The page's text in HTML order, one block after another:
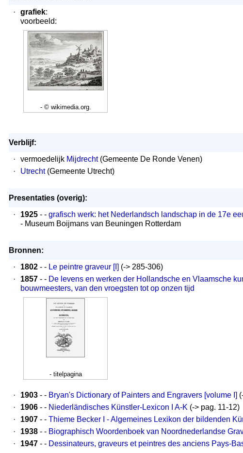
·
grafiek:
voorbeeld:
- © wikimedia.org.
Verblijf:
·
vermoedelijk Mijdrecht(Gemeente De Ronde Venen)
·
Utrecht(Gemeente Utrecht)
Presentaties (overig):
·
1925 - - grafisch werk: het Nederlandsch landschap in de 17e
- Museum Boijmans van Beuningen Rotterdam
Bronnen:
·
1802 - - Le peintre graveur [I] (-> 285-306)
·
1857 - - De levens en werken der Hollandsche en Vlaamsche
bouwmeesters, van den vroegsten tot op onzen tijd
- titelpagina
· 1903 - - Bryan's Dictionary of Painters and Engravers [volume I]
·
1906 - - Niederländisches Künstler-Lexicon I A-K (-> pag. 11-12)
·
1907 - - Thieme Becker I - Algemeines Lexikon der bildenden
·
1938 - - Biographisch Woordenboek van Noordnederlandse
·
1947 - - Dessinateurs, graveurs et peintres des anciens Pays-